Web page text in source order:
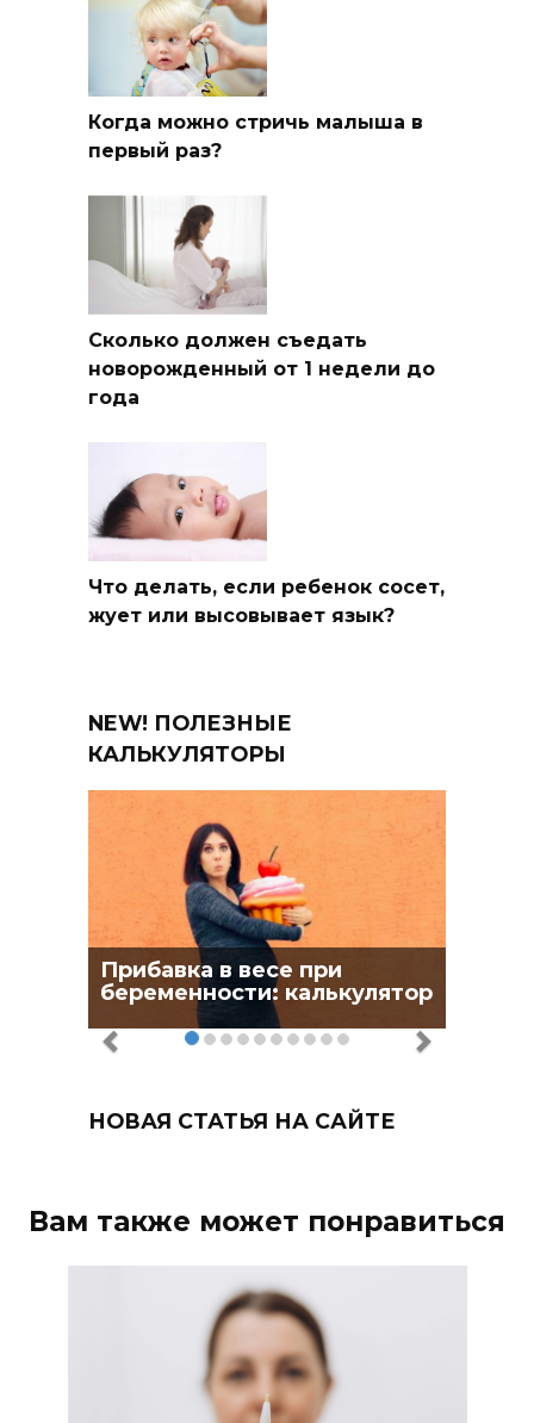
Когда можно стричь малыша в
первый раз?
Сколько должен съедать
новорожденный от 1 недели до
года
Что делать, если ребенок сосет,
жует или высовывает язык?
NEW! ПОЛЕЗНЫЕ
КАЛЬКУЛЯТОРЫ
Прибавка в весе при
беременности: калькулятор
НОВАЯ СТАТЬЯ НА САЙТЕ
Вам также может понравиться